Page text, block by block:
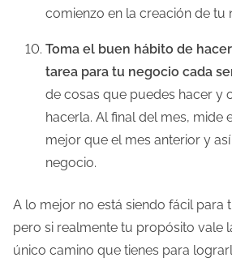
comienzo en la creación de tu
Toma el buen hábito de
tarea para tu negocio cada
de cosas que puedes hacer y
hacerla. Al final del mes, mide
mejor que el mes anterior y
negocio.
A lo mejor no está siendo fácil para
pero si realmente tu propósito vale
único camino que tienes para